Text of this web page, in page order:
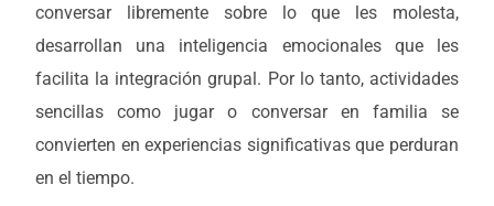
conversar libremente sobre lo que les molesta,
desarrollan una inteligencia emocionales que les
facilita la integración grupal. Por lo tanto, actividades
sencillas como jugar o conversar en familia se
convierten en experiencias significativas que perduran
en el tiempo.